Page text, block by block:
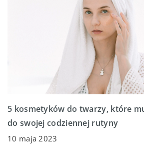
5 kosmetyków do twarzy, które
do swojej codziennej rutyny
10 maja 2023